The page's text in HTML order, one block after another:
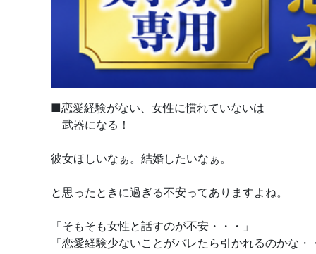
■恋愛経験がない、女性に慣れていないは
武器になる！
彼女ほしいなぁ。結婚したいなぁ。
と思ったときに過ぎる不安ってありますよね。
「そもそも女性と話すのが不安・・・」
「恋愛経験少ないことがバレたら引かれるのかな・